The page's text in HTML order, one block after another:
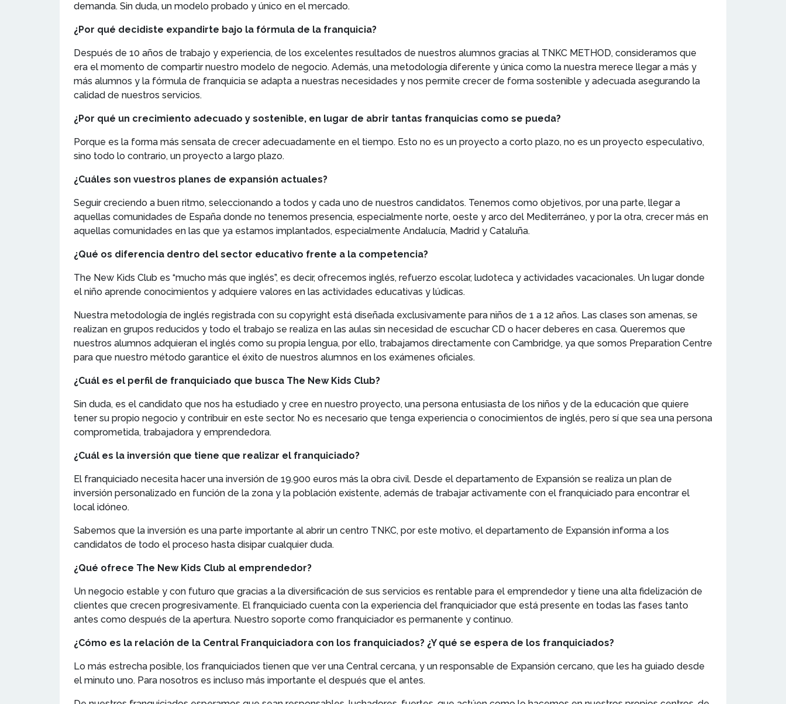
demanda. Sin duda, un modelo probado y único en el mercado.
¿Por qué decidiste expandirte bajo la fórmula de la franquicia?
Después de 10 años de trabajo y experiencia, de los excelentes resultados de nuestros alumnos gracias al TNKC METHOD, consideramos que
era el momento de compartir nuestro modelo de negocio. Además, una metodología diferente y única como la nuestra merece llegar a más y
más alumnos y la fórmula de franquicia se adapta a nuestras necesidades y nos permite crecer de forma sostenible y adecuada asegurando la
calidad de nuestros servicios.
¿Por qué un crecimiento adecuado y sostenible, en lugar de abrir tantas franquicias como se pueda?
Porque es la forma más sensata de crecer adecuadamente en el tiempo. Esto no es un proyecto a corto plazo, no es un proyecto especulativo,
sino todo lo contrario, un proyecto a largo plazo.
¿Cuáles son vuestros planes de expansión actuales?
Seguir creciendo a buen ritmo, seleccionando a todos y cada uno de nuestros candidatos. Tenemos como objetivos, por una parte, llegar a
aquellas comunidades de España donde no tenemos presencia, especialmente norte, oeste y arco del Mediterráneo, y por la otra, crecer más en
aquellas comunidades en las que ya estamos implantados, especialmente Andalucía, Madrid y Cataluña.
¿Qué os diferencia dentro del sector educativo frente a la competencia?
The New Kids Club es “mucho más que inglés”, es decir, ofrecemos inglés, refuerzo escolar, ludoteca y actividades vacacionales. Un lugar donde
el niño aprende conocimientos y adquiere valores en las actividades educativas y lúdicas.
Nuestra metodología de inglés registrada con su copyright está diseñada exclusivamente para niños de 1 a 12 años. Las clases son amenas, se
realizan en grupos reducidos y todo el trabajo se realiza en las aulas sin necesidad de escuchar CD o hacer deberes en casa. Queremos que
nuestros alumnos adquieran el inglés como su propia lengua, por ello, trabajamos directamente con Cambridge, ya que somos Preparation Centre
para que nuestro método garantice el éxito de nuestros alumnos en los exámenes oficiales.
¿Cuál es el perfil de franquiciado que busca The New Kids Club?
Sin duda, es el candidato que nos ha estudiado y cree en nuestro proyecto, una persona entusiasta de los niños y de la educación que quiere
tener su propio negocio y contribuir en este sector. No es necesario que tenga experiencia o conocimientos de inglés, pero sí que sea una persona
comprometida, trabajadora y emprendedora.
¿Cuál es la inversión que tiene que realizar el franquiciado?
El franquiciado necesita hacer una inversión de 19.900 euros más la obra civil. Desde el departamento de Expansión se realiza un plan de
inversión personalizado en función de la zona y la población existente, además de trabajar activamente con el franquiciado para encontrar el
local idóneo.
Sabemos que la inversión es una parte importante al abrir un centro TNKC, por este motivo, el departamento de Expansión informa a los
candidatos de todo el proceso hasta disipar cualquier duda.
¿Qué ofrece The New Kids Club al emprendedor?
Un negocio estable y con futuro que gracias a la diversificación de sus servicios es rentable para el emprendedor y tiene una alta fidelización de
clientes que crecen progresivamente. El franquiciado cuenta con la experiencia del franquiciador que está presente en todas las fases tanto
antes como después de la apertura. Nuestro soporte como franquiciador es permanente y continuo.
¿Cómo es la relación de la Central Franquiciadora con los franquiciados? ¿Y qué se espera de los franquiciados?
Lo más estrecha posible, los franquiciados tienen que ver una Central cercana, y un responsable de Expansión cercano, que les ha guiado desde
el minuto uno. Para nosotros es incluso más importante el después que el antes.